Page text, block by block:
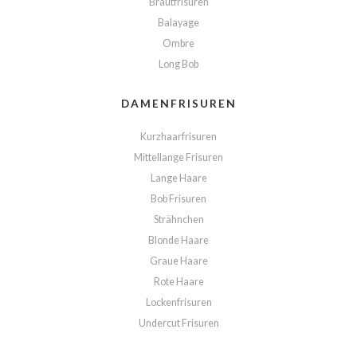
Balayage
Ombre
Long Bob
DAMENFRISUREN
Kurzhaarfrisuren
Mittellange Frisuren
Lange Haare
Bob Frisuren
Strähnchen
Blonde Haare
Graue Haare
Rote Haare
Lockenfrisuren
Undercut Frisuren